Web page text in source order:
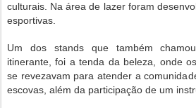
culturais. Na área de lazer foram
esportivas.
Um dos stands que também
itinerante, foi a tenda da beleza, onde
se revezavam para atender a
escovas, além da participação de um